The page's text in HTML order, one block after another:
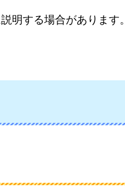
明する場合があります。